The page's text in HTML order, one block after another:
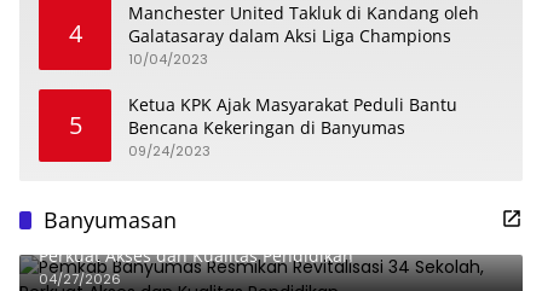
4
Manchester United Takluk di Kandang oleh
Galatasaray dalam Aksi Liga Champions
10/04/2023
5
Ketua KPK Ajak Masyarakat Peduli Bantu
Bencana Kekeringan di Banyumas
09/24/2023
Banyumasan
Pemkab Banyumas Resmikan Revitalisasi 34 Sekolah,
Perkuat Akses dan Kualitas Pendidikan
04/27/2026